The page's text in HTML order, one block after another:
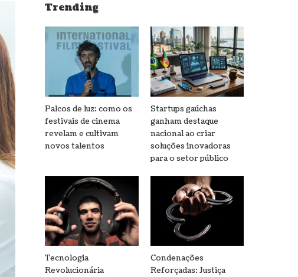
Trending
Palcos de luz: como os
festivais de cinema
revelam e cultivam
novos talentos
Startups gaúchas
ganham destaque
nacional ao criar
soluções inovadoras
para o setor público
Tecnologia
Revolucionária
Condenações
Reforçadas: Justiça